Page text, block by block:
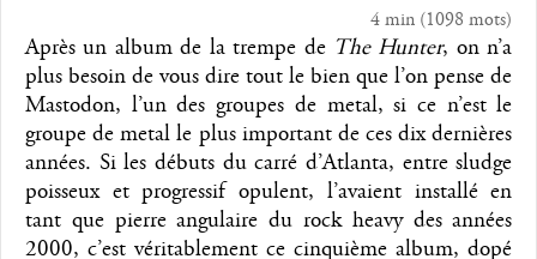
4 min (1098 mots)
Après un album de la trempe de The Hunter, on n’a
plus besoin de vous dire tout le bien que l’on pense de
Mastodon, l’un des groupes de metal, si ce n’est le
groupe de metal le plus important de ces dix dernières
années. Si les débuts du carré d’Atlanta, entre sludge
poisseux et progressif opulent, l’avaient installé en
tant que pierre angulaire du rock heavy des années
2000, c’est véritablement ce cinquième album, dopé